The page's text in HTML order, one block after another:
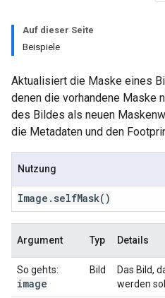
Auf dieser Seite
Beispiele
Aktualisiert die Maske eines
denen die vorhandene Maske
des Bildes als neuen
die Metadaten und den
Nutzung
Image . selfMask()
Argument Typ Details
So gehts:
image
Bild
Das Bild,
werden soll.